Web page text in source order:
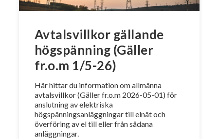
Avtalsvillkor gällande
högspänning (Gäller
fr.o.m 1/5-26)
Här hittar du information om allmänna
avtalsvillkor (Gäller fr.o.m 2026-05-01) för
anslutning av elektriska
högspänningsanläggningar till elnät och
överföring av el till eller från sådana
anläggningar.